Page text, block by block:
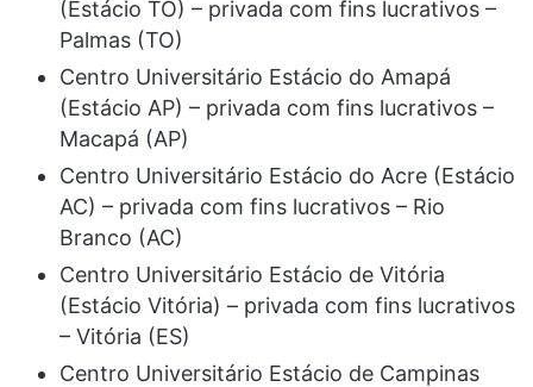
(Estácio TO) – privada com fins lucrativos –
Palmas (TO)
Centro Universitário Estácio do Amapá
(Estácio AP) – privada com fins lucrativos –
Macapá (AP)
Centro Universitário Estácio do Acre (Estácio
AC) – privada com fins lucrativos – Rio
Branco (AC)
Centro Universitário Estácio de Vitória
(Estácio Vitória) – privada com fins lucrativos
– Vitória (ES)
Centro Universitário Estácio de Campinas